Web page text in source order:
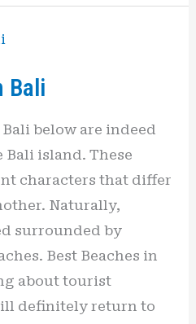
Bali
below are indeed
Bali island. These
characters that differ
Naturally,
surrounded by
Best Beaches in
about tourist
definitely return to